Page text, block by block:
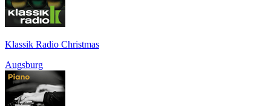
Klassik Radio Christmas
Augsburg